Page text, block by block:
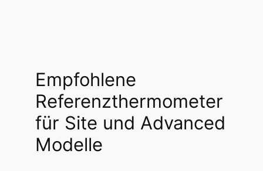
Empfohlene
Referenzthermometer
für Site und Advanced
Modelle